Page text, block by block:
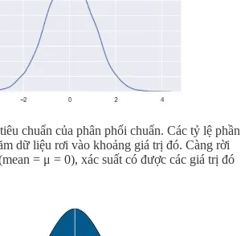
chuẩn của phân phối chuẩn. Các tỷ lệ phần
dữ liệu rơi vào khoảng giá trị đó. Càng rời
= μ = 0), xác suất có được các giá trị đó